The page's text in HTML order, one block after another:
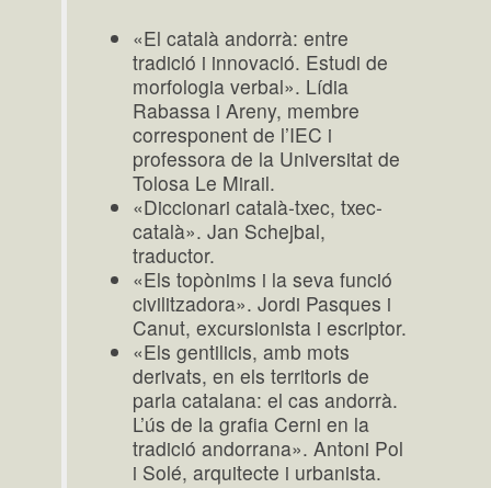
«El català andorrà: entre
tradició i innovació. Estudi de
morfologia verbal». Lídia
Rabassa i Areny, membre
corresponent de l’IEC i
professora de la Universitat de
Tolosa Le Mirail.
«Diccionari català-txec, txec-
català». Jan Schejbal,
traductor.
«Els topònims i la seva funció
civilitzadora». Jordi Pasques i
Canut, excursionista i escriptor.
«Els gentilicis, amb mots
derivats, en els territoris de
parla catalana: el cas andorrà.
L’ús de la grafia Cerni en la
tradició andorrana». Antoni Pol
i Solé, arquitecte i urbanista.